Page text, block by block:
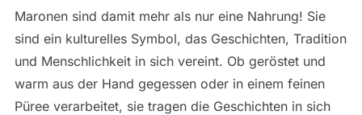
Maronen sind damit mehr als nur eine Nahrung! Sie
sind ein kulturelles Symbol, das Geschichten, Tradition
und Menschlichkeit in sich vereint. Ob geröstet und
warm aus der Hand gegessen oder in einem feinen
Püree verarbeitet, sie tragen die Geschichten in sich